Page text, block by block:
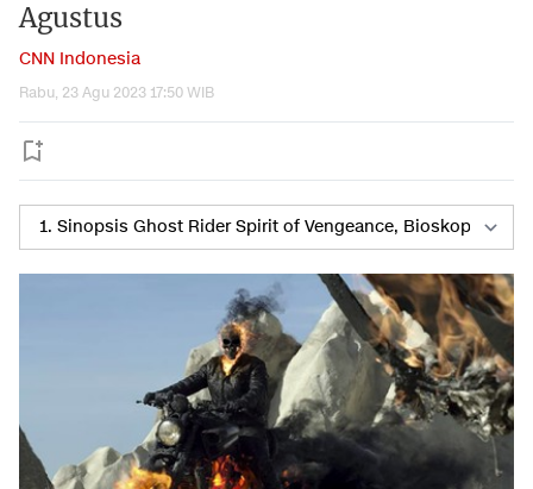
Agustus
CNN Indonesia
Rabu, 23 Agu 2023 17:50 WIB